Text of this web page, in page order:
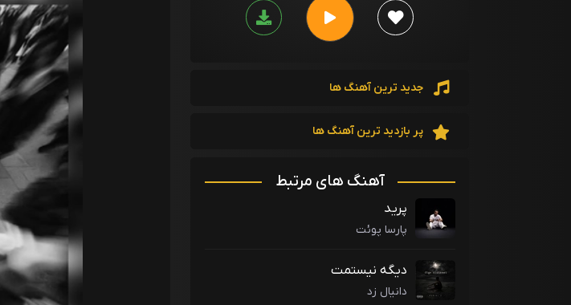
جدید ترین آهنگ ها
پر بازدید ترین آهنگ ها
آهنگ های مرتبط
پرید
پارسا پوئت
دیگه نیستمت
دانیال زد